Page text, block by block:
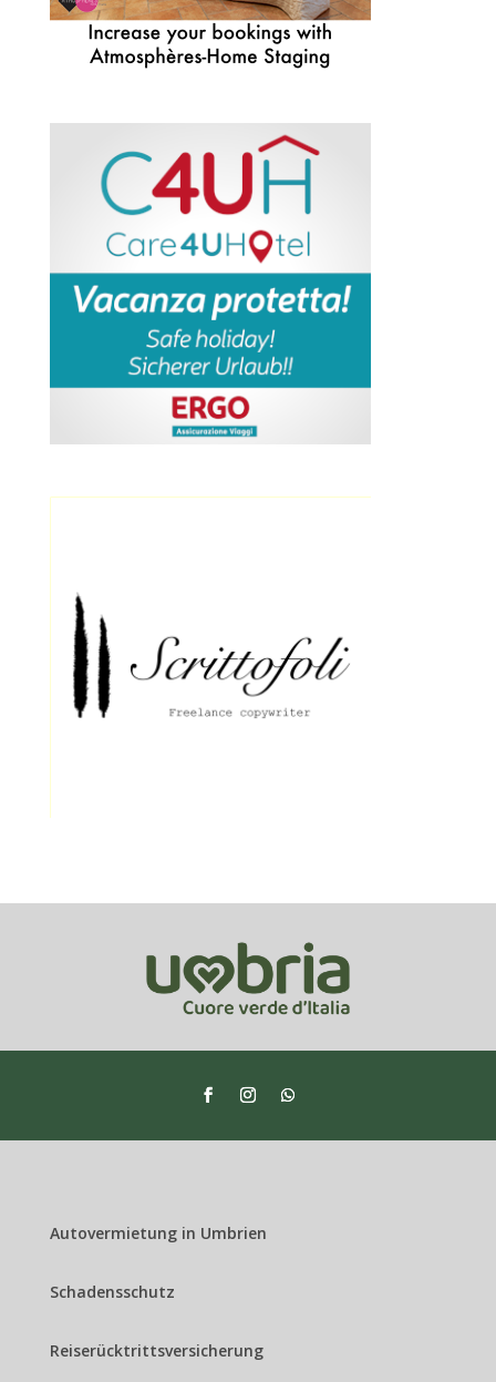
Autovermietung in Umbrien
Schadensschutz
Reiserücktrittsversicherung